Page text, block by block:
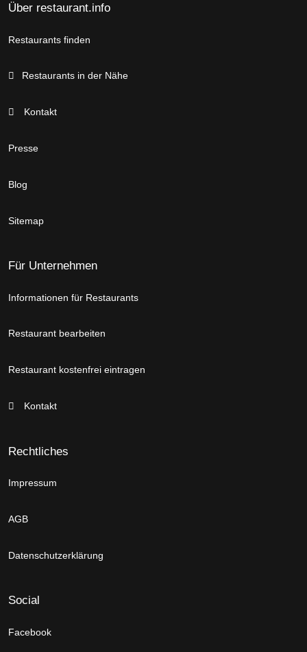
Über restaurant.info
Restaurants finden
Restaurants in der Nähe
Kontakt
Presse
Blog
Sitemap
Für Unternehmen
Informationen für Restaurants
Restaurant bearbeiten
Restaurant kostenfrei eintragen
Kontakt
Rechtliches
Impressum
AGB
Datenschutzerklärung
Social
Facebook